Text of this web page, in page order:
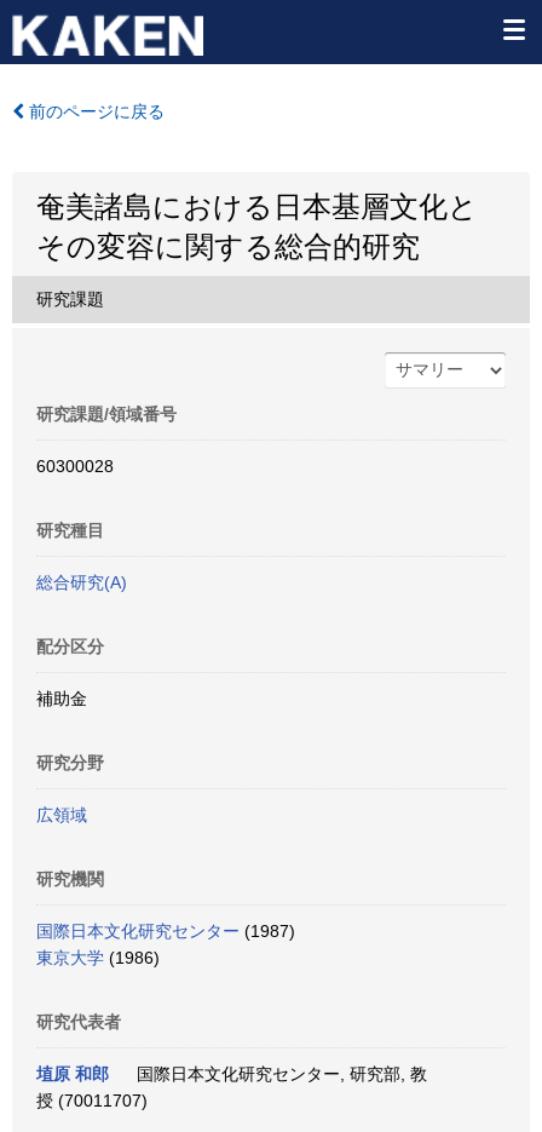
前のページに戻る
奄美諸島における日本基層文化と
その変容に関する総合的研究
研究課題
研究課題/領域番号
60300028
研究種目
総合研究(A)
配分区分
補助金
研究分野
広領域
研究機関
国際日本文化研究センター (1987)
東京大学 (1986)
研究代表者
埴原 和郎
国際日本文化研究センター, 研究部, 教
授 (70011707)